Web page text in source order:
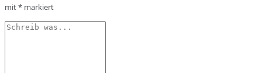
mit* markiert